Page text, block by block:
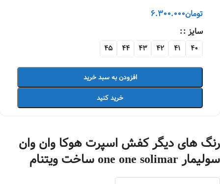
تومان6.300.000
سایز :
40
41
42
43
44
45
افزودن به سبد خرید
خرید کنید
رنگ های دیگر کفش اسپرت هوکا وان وان
سولیمار one one solimar ساخت ویتنام